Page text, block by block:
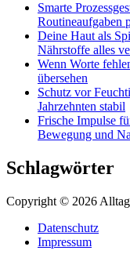
Smarte
Routineaufgaben
Deine Haut als
Nährstoffe alles
Wenn Worte
übersehen
Schutz vor
Jahrzehnten stabil
Frische Impulse
Bewegung und
Schlagwörter
Copyright © 2026
Datenschutz
Impressum